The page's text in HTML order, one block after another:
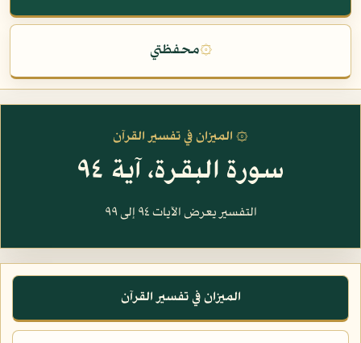
۞محفظتي
۞ الميزان في تفسير القرآن
سورة البقرة، آية ٩٤
التفسير يعرض الآيات ٩٤ إلى ٩٩
الميزان في تفسير القرآن